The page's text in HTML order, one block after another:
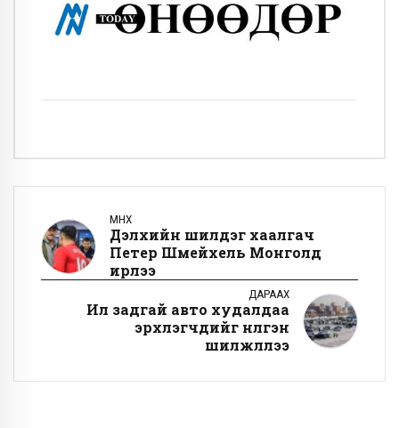
ӨМНӨХ
Дэлхийн шилдэг хаалгач
Петер Шмейхель Монголд
ирлээ
ДАРААХ
Ил задгай авто худалдаа
эрхлэгчдийг нүүлгэн
шилжүүллээ